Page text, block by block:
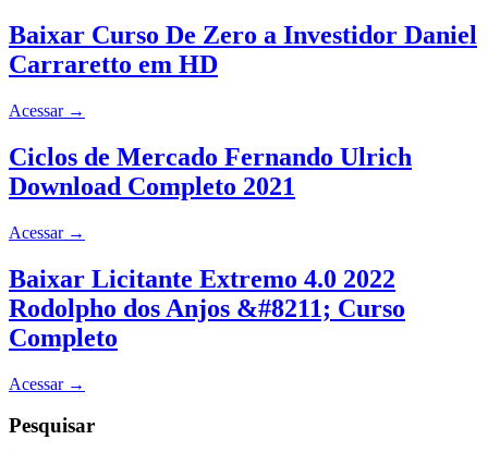
Baixar Curso De Zero a Investidor Daniel
Carraretto em HD
Acessar →
Ciclos de Mercado Fernando Ulrich
Download Completo 2021
Acessar →
Baixar Licitante Extremo 4.0 2022
Rodolpho dos Anjos &#8211; Curso
Completo
Acessar →
Pesquisar